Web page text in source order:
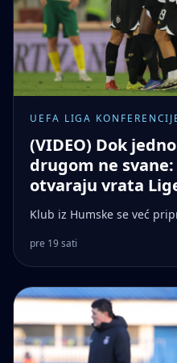
UEFA LIGA
(VIDEO) Dok
drugom ne
otvaraju vrata
Klub iz Humske se već
pre 19 sati